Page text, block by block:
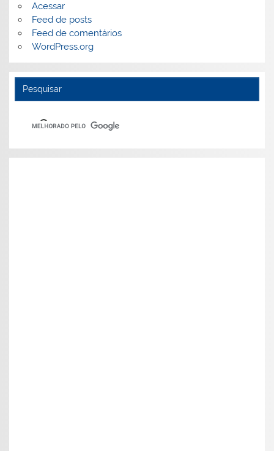
Acessar
Feed de posts
Feed de comentários
WordPress.org
Pesquisar